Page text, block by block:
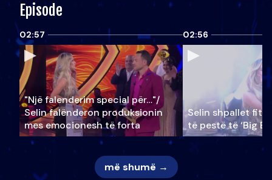
Episode
02:57
"Një falenderim special për…"/
Selin falënderon produksionin
mes emocionesh të forta
02:56
Selin shpallet
të pestë të ‘Big
më shumë →